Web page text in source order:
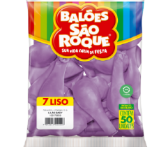
COMPARAR
LISTA DE DESEJO
SAO ROQUE
Balao Liso 7.0 Azul
Cobalto C/50 Sao Roque
- Pacote
R$12,39